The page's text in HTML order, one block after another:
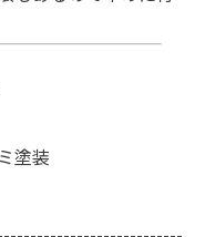
塗装